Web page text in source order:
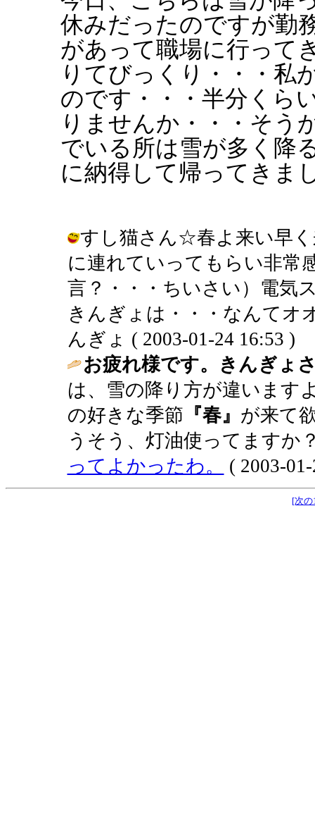
休みだったのですが勤
があって職場に行って
りてびっくり・・・私
のです・・・半分くら
りませんか・・・そう
でいる所は雪が多く降
に納得して帰ってきま
すし猫さん☆春よ来い早
に連れていってもらい非常
言？・・・ちいさい）電気
きんぎょは・・・なんてオ
んぎょ ( 2003-01-24 16:53 )
お疲れ様です。きんぎょ
は、雪の降り方が違いま
の好きな季節 『春』 が来て
うそう、灯油使ってますか
ってよかったわ。
( 2003-
[次